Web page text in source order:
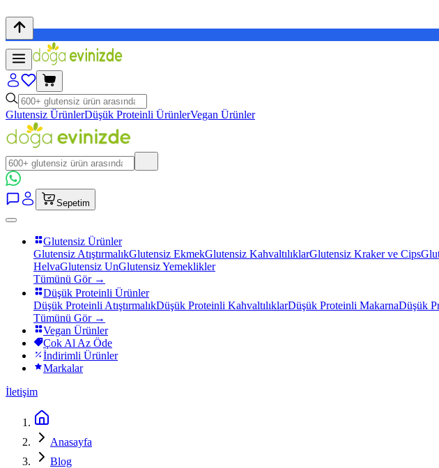
✨ KOŞULSUZ
Glutensiz ÜrünlerDüşük Proteinli ÜrünlerVegan Ürünler
Sepetim
Glutensiz Ürünler
Glutensiz AtıştırmalıkGlutensiz EkmekGlutensiz KahvaltılıklarGlutensiz Kraker ve Cips
HelvaGlutensiz UnGlutensiz Yemeklikler
Tümünü Gör →
Düşük Proteinli Ürünler
Düşük Proteinli AtıştırmalıkDüşük Proteinli KahvaltılıklarDüşük Proteinli MakarnaDüşük
Tümünü Gör →
Vegan Ürünler
Çok Al Az Öde
İndirimli Ürünler
Markalar
İletişim
Anasayfa
Blog